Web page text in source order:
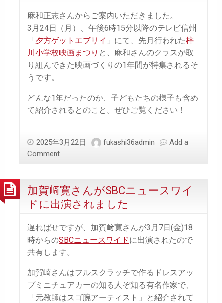
麻和正志さんからご案内いただきました。
3月24日（月）、午後6時15分以降のテレビ信州
「 夕方ゲットエブリイ 」にて、先月行われた梓
川小学校映画まつり と、麻和さんのクラスが取
り組んできた映画づくりの1年間が特集されるそ
うです。
どんな1年だったのか、子どもたちの様子も含め
て紹介されるとのこと。ぜひご覧ください！
2025年3月22日 fukashi36admin
Add a
Comment
加賀﨑寛さんがSBCニュースワイ
ドに出演されました
遅ればせですが、加賀﨑寛さんが3月7日(金)18
時からのSBCニュースワイドに出演されたので
共有します。
加賀崎さんはフルスクラッチで作るドレスアッ
プミニチュアカーの知る人ぞ知る有名作家で、
「元教師はスゴ腕アーティスト」と紹介されて